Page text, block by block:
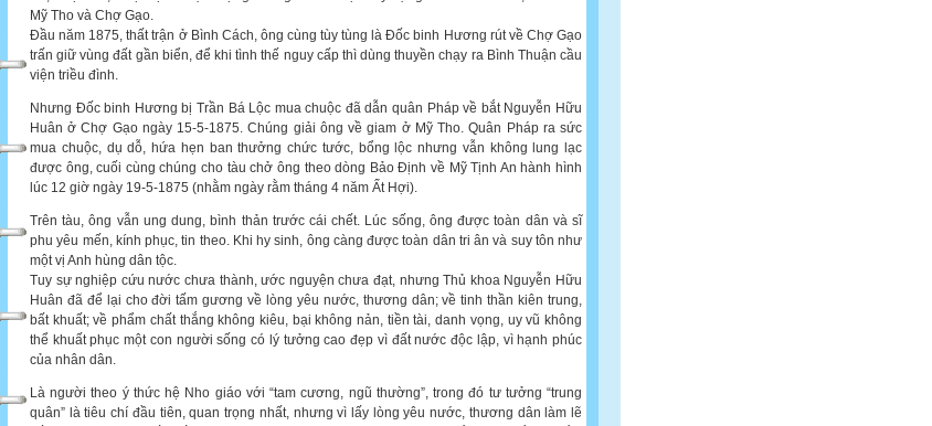
Mỹ Tho và Chợ Gạo.
Đầu năm 1875, thất trận ở Bình Cách, ông cùng tùy tùng là Đốc binh Hương rút về Chợ Gạo
trấn giữ vùng đất gần biển, để khi tình thế nguy cấp thì dùng thuyền chạy ra Bình Thuận cầu
viện triều đình.
Nhưng Đốc binh Hương bị Trần Bá Lộc mua chuộc đã dẫn quân Pháp về bắt Nguyễn Hữu
Huân ở Chợ Gạo ngày 15-5-1875. Chúng giải ông về giam ở Mỹ Tho. Quân Pháp ra sức
mua chuộc, dụ dỗ, hứa hẹn ban thưởng chức tước, bổng lộc nhưng vẫn không lung lạc
được ông, cuối cùng chúng cho tàu chở ông theo dòng Bảo Định về Mỹ Tịnh An hành hình
lúc 12 giờ ngày 19-5-1875 (nhằm ngày rằm tháng 4 năm Ất Hợi).
Trên tàu, ông vẫn ung dung, bình thản trước cái chết. Lúc sống, ông được toàn dân và sĩ
phu yêu mến, kính phục, tin theo. Khi hy sinh, ông càng được toàn dân tri ân và suy tôn như
một vị Anh hùng dân tộc.
Tuy sự nghiệp cứu nước chưa thành, ước nguyện chưa đạt, nhưng Thủ khoa Nguyễn Hữu
Huân đã để lại cho đời tấm gương về lòng yêu nước, thương dân; về tinh thần kiên trung,
bất khuất; về phẩm chất thắng không kiêu, bại không nản, tiền tài, danh vọng, uy vũ không
thể khuất phục một con người sống có lý tưởng cao đẹp vì đất nước độc lập, vì hạnh phúc
của nhân dân.
Là người theo ý thức hệ Nho giáo với “tam cương, ngũ thường”, trong đó tư tưởng “trung
quân” là tiêu chí đầu tiên, quan trọng nhất, nhưng vì lấy lòng yêu nước, thương dân làm lẽ